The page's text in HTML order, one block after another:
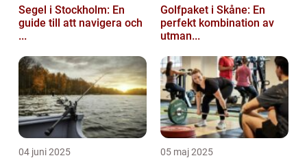
Segel i Stockholm: En
guide till att navigera och
...
Golfpaket i Skåne: En
perfekt kombination av
utman...
04 juni 2025 05 maj 2025